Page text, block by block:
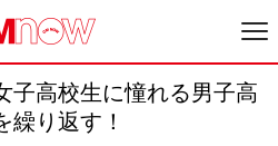
子高校生に憧れる男子高
繰り返す！